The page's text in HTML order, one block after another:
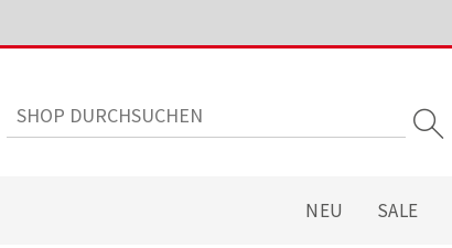
NEU SALE